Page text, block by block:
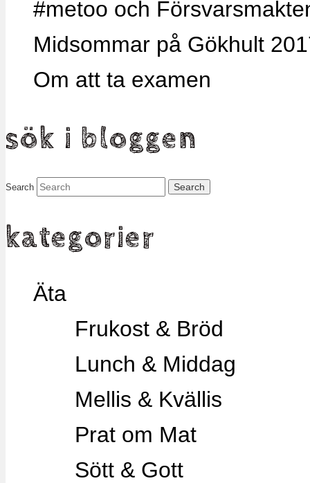
#metoo och
Midsommar på Gökhult
Om att ta examen
sök i bloggen
Search
kategorier
Äta
Frukost & Bröd
Lunch & Middag
Mellis & Kvällis
Prat om Mat
Sött & Gott